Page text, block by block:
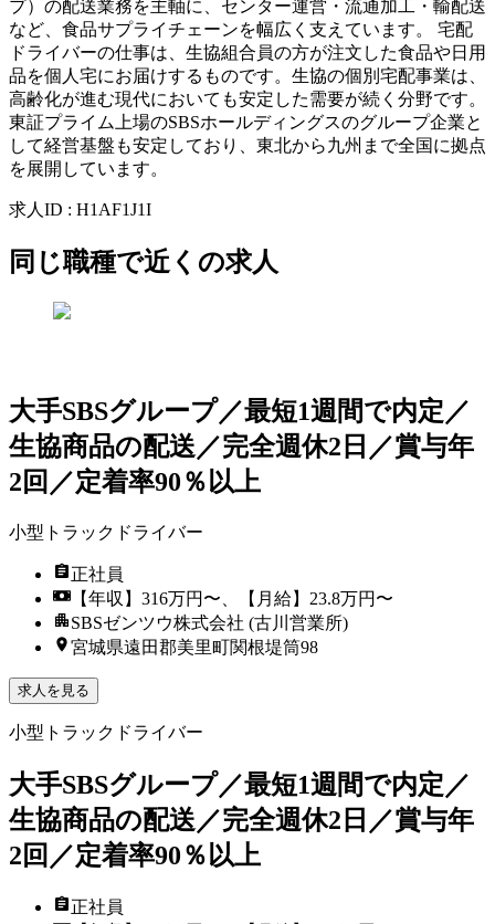
プ）の配送業務を主軸に、センター運営・流通加工・輸配送
など、食品サプライチェーンを幅広く支えています。 宅配
ドライバーの仕事は、生協組合員の方が注文した食品や日用
品を個人宅にお届けするものです。生協の個別宅配事業は、
高齢化が進む現代においても安定した需要が続く分野です。
東証プライム上場のSBSホールディングスのグループ企業と
して経営基盤も安定しており、東北から九州まで全国に拠点
を展開しています。
求人ID : H1AF1J1I
同じ職種で近くの求人
大手SBSグループ／最短1週間で内定／
生協商品の配送／完全週休2日／賞与年
2回／定着率90％以上
小型トラックドライバー
正社員
【年収】316万円〜、【月給】23.8万円〜
SBSゼンツウ株式会社 (古川営業所)
宮城県遠田郡美里町関根堤筒98
求人を見る
小型トラックドライバー
大手SBSグループ／最短1週間で内定／
生協商品の配送／完全週休2日／賞与年
2回／定着率90％以上
正社員